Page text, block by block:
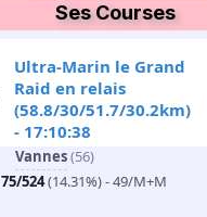
Ses Courses
Ultra-Marin le Grand
Raid en relais
(58.8/30/51.7/30.2km)
- 17:10:38
Vannes(56)
75/524(14.31%) - 49/M+M